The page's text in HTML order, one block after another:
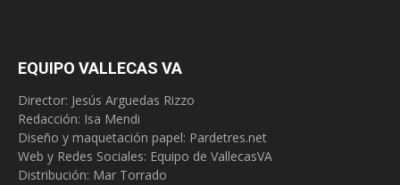
EQUIPO VALLECAS VA
Director: Jesús Arguedas Rizzo
Redacción: Isa Mendi
Diseño y maquetación papel: Pardetres.net
Web y Redes Sociales: Equipo de VallecasVA
Distribución: Mar Torrado